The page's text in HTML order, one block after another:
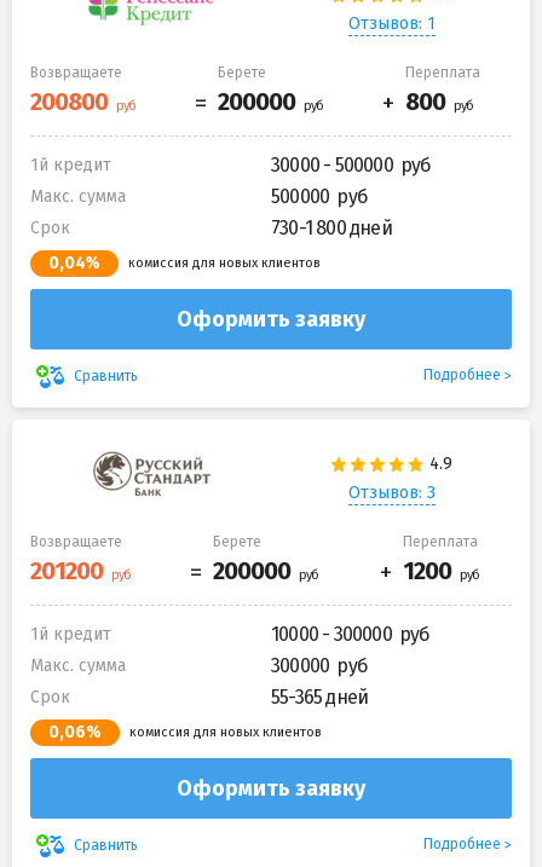
Отзывов: 1
Возвращаете Берете Переплата
1й кредит 30000 - 500000
Макс. сумма 500000
Срок 730-1 800 дней
0,04% комиссия для новых клиентов
Оформить заявку
Сравнить Подробнее
Отзывов: 3
Возвращаете Берете Переплата
1й кредит 10000 - 300000
Макс. сумма 300000
Срок 55-365 дней
0,06% комиссия для новых клиентов
Оформить заявку
Сравнить Подробнее